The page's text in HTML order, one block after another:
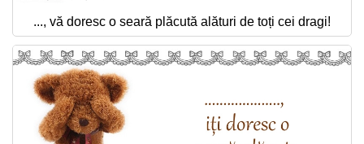
..., vă doresc o seară plăcută alături de toți cei dragi!